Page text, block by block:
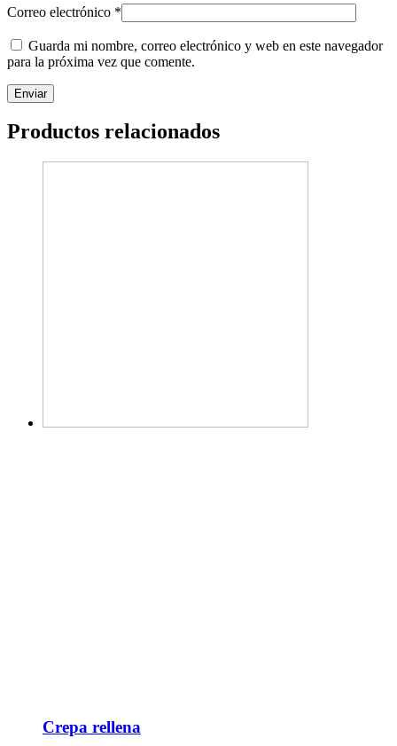
Correo electrónico *
Guarda mi nombre, correo electrónico y web en este navegador
para la próxima vez que comente.
Productos relacionados
Crepa rellena